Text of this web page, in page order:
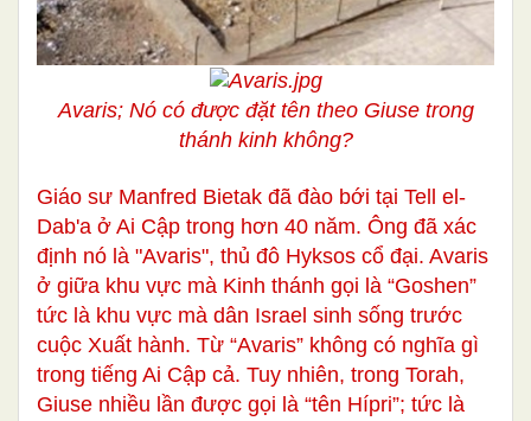
Avaris; Nó có được đặt tên theo Giuse trong
thánh kinh không?
Giáo sư Manfred Bietak đã đào bới tại Tell el-
Dab'a ở Ai Cập trong hơn 40 năm. Ông đã xác
định nó là "Avaris", thủ đô Hyksos cổ đại. Avaris
ở giữa khu vực mà Kinh thánh gọi là “Goshen”
tức là khu vực mà dân Israel sinh sống trước
cuộc Xuất hành. Từ “Avaris” không có nghĩa gì
trong tiếng Ai Cập cả. Tuy nhiên, trong Torah,
Giuse nhiều lần được gọi là “tên Hípri”; tức là